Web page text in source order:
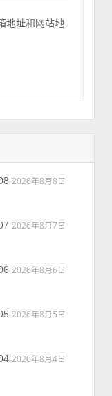
地址和网站地
2026年8月8日
2026年8月7日
2026年8月6日
2026年8月5日
2026年8月4日